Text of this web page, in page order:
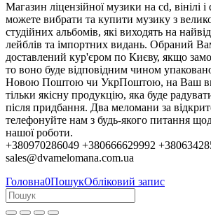
Магазин ліцензійної музики на cd, вінілі
можете вибрати та купити музику з
студійних альбомів, які виходять на
лейблів та імпортних видань. Обраний
доставлений кур'єром по Києву, якщо
то воно буде відповідним чином
Новою Поштою чи УкрПоштою, на Ваш
тільки якісну продукцію, яка буде
після придбання. Два меломани за
телефонуйте нам з будь-якого питання
нашої роботи.
+380970286049 +380666629992
sales@dvamelomana.com.ua
Головна0ПошукОбліковий запис